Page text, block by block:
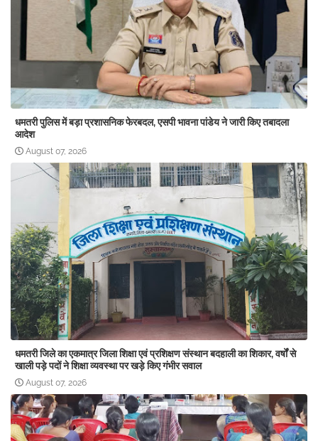
धमतरी पुलिस में बड़ा प्रशासनिक फेरबदल, एसपी भावना पांडेय ने जारी किए तबादला
आदेश
August 07, 2026
धमतरी जिले का एकमात्र जिला शिक्षा एवं प्रशिक्षण संस्थान बदहाली का शिकार, वर्षों से
खाली पड़े पदों ने शिक्षा व्यवस्था पर खड़े किए गंभीर सवाल
August 07, 2026